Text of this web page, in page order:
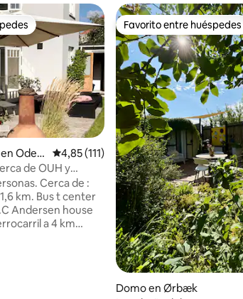
evaluaciones
Oden
Calificación promedio: 4,85 de 5. 111
4,85 (111)
de OUH y
Cerca de :
km. Bus t center
Andersen house
a 4 km
Favorito entre huéspedes
Favorito entre huéspedes
Domo en Ørbæk